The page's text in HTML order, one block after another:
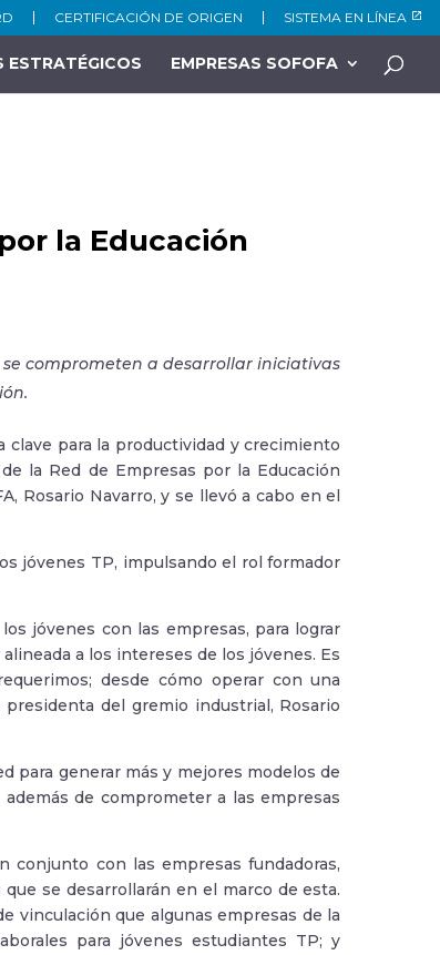
CERTIFICACIÓN DE ORIGEN SISTEMA EN LÍNEA
ESTRATÉGICOS EMPRESAS SOFOFA
la Educación
comprometen a desarrollar iniciativas
para la productividad y crecimiento
la Red de Empresas por la Educación
Rosario Navarro, y se llevó a cabo en el
jóvenes TP, impulsando el rol formador
jóvenes con las empresas, para lograr
a los intereses de los jóvenes. Es
desde cómo operar con una
del gremio industrial, Rosario
para generar más y mejores modelos de
de comprometer a las empresas
conjunto con las empresas fundadoras,
se desarrollarán en el marco de esta.
vinculación que algunas empresas de la
para jóvenes estudiantes TP; y